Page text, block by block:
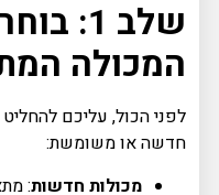
שלב 1:
המכולה
לפני הכול, עליכם
חדשה או משומשת:
מכולות חדשות: